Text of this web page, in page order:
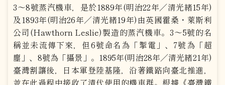
3～8號蒸汽機車，是於1889年(明治22年／清光緒15年)
及1893年(明治26年／清光緒19年)由英國霍桑・萊斯利
公司(Hawthorn Leslie)製造的蒸汽機車。3～5號的名
稱並未流傳下來，但6號命名為「掣電」、7號為「超
塵」、8號為「攝景」。1895年(明治28年／清光緒21年)
臺灣割讓後，日本軍登陸基隆，沿著鐵路向臺北推進，
並在此過程中接收了清代使用的機車群。根據《臺灣鐵